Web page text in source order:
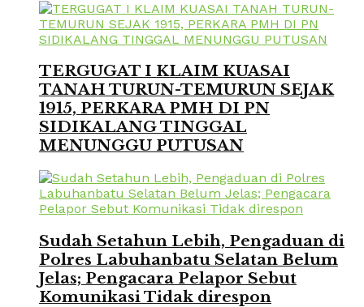
TERGUGAT I KLAIM KUASAI
TANAH TURUN-TEMURUN SEJAK
1915, PERKARA PMH DI PN
SIDIKALANG TINGGAL
MENUNGGU PUTUSAN
Sudah Setahun Lebih, Pengaduan di
Polres Labuhanbatu Selatan Belum
Jelas; Pengacara Pelapor Sebut
Komunikasi Tidak direspon